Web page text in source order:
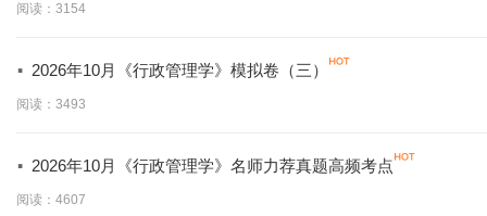
阅读：3154
· 2026年10月《行政管理学》模拟卷（三）
阅读：3493
· 2026年10月《行政管理学》名师力荐真题高频考点
阅读：4607